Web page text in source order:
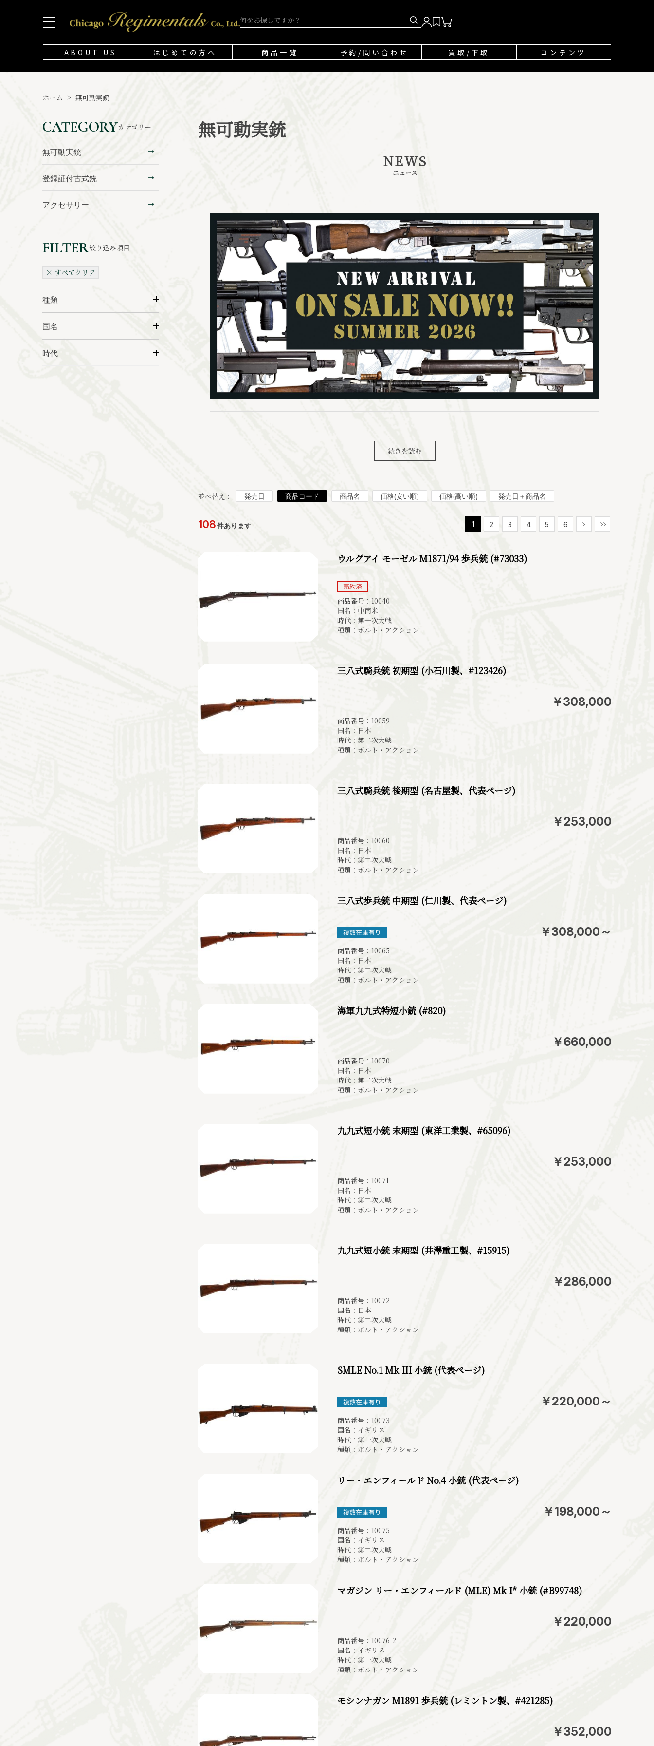
ABOUT US はじめての方へ 商品一覧 予約/問い合わせ 買取/下取 コンテンツ
ホーム > 無可動実銃
CATEGORYカテゴリー
無可動実銃
登録証付古式銃
アクセサリー
絞り込み項目
× すべてクリア
種類
国名
時代
無可動実銃
NEWS
ニュース
続きを読む
並べ替え： 発売日 商品コード 商品名 価格(安い順) 価格(高い順) 発売日＋商品名
108件あります 1 2 3 4 5 6
ウルグアイ モーゼル M1871/94 歩兵銃 (#73033)
商品番号：10040
国名：中南米
時代：第一次大戦
種類：ボルト・アクション
￥308,000
三八式騎兵銃 初期型 (小石川製、#123426)
商品番号：10059
国名：日本
時代：第二次大戦
種類：ボルト・アクション
￥253,000
三八式騎兵銃 後期型 (名古屋製、代表ページ)
商品番号：10060
国名：日本
時代：第二次大戦
種類：ボルト・アクション
￥308,000～
三八式歩兵銃 中期型 (仁川製、代表ページ)
商品番号：10065
国名：日本
時代：第二次大戦
種類：ボルト・アクション
￥660,000
海軍九九式特短小銃 (#820)
商品番号：10070
国名：日本
時代：第二次大戦
種類：ボルト・アクション
￥253,000
九九式短小銃 末期型 (東洋工業製、#65096)
商品番号：10071
国名：日本
時代：第二次大戦
種類：ボルト・アクション
￥286,000
九九式短小銃 末期型 (井澤重工製、#15915)
商品番号：10072
国名：日本
時代：第二次大戦
種類：ボルト・アクション
￥220,000～
SMLE No.1 Mk III 小銃 (代表ページ)
商品番号：10073
国名：イギリス
時代：第一次大戦
種類：ボルト・アクション
￥198,000～
リー・エンフィールド No.4 小銃 (代表ページ)
商品番号：10075
国名：イギリス
時代：第二次大戦
種類：ボルト・アクション
￥220,000
マガジン リー・エンフィールド (MLE) Mk I* 小銃 (#B99748)
商品番号：10076-2
国名：イギリス
時代：第一次大戦
種類：ボルト・アクション
￥352,000
モシンナガン M1891 歩兵銃 (レミントン製、#421285)